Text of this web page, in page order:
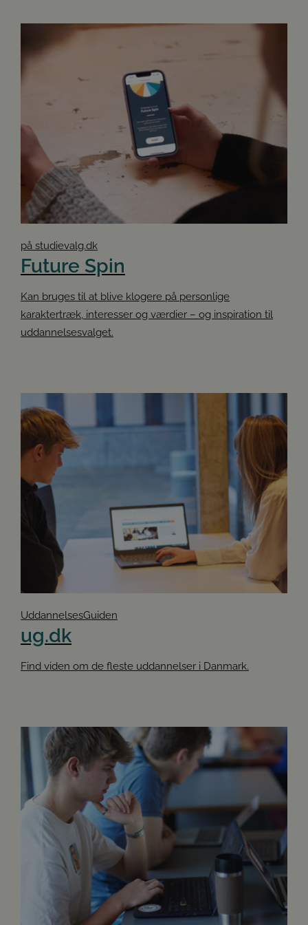
os.
på studievalg.dk
Future Spin
Kan bruges til at blive klogere på personlige
karaktertræk, interesser og værdier – og inspiration til
uddannelsesvalget.
UddannelsesGuiden
ug.dk
Find viden om de fleste uddannelser i Danmark.